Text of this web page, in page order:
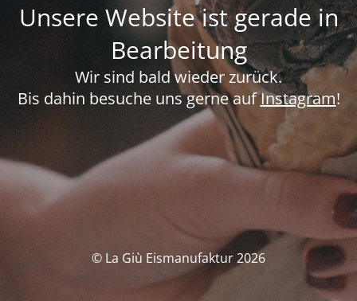
Unsere Website ist gerade in
Bearbeitung
Wir sind bald wieder zurück.
Bis dahin besuche uns gerne aufInstagram!
© La Giù Eismanufaktur 2026